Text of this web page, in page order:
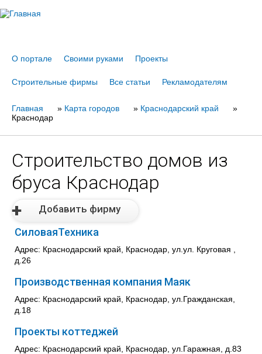
О портале Своими руками Проекты
Строительные фирмы Все статьи Рекламодателям
Вы
Главная » Карта городов » Краснодарский край
»
Краснодар
Строительство домов из
бруса Краснодар
Добавить фирму
СиловаяТехника
Адрес: Краснодарский край, Краснодар, ул.ул. Круговая ,
д.26
Производственная компания Маяк
Адрес: Краснодарский край, Краснодар, ул.Гражданская,
д.18
Проекты коттеджей
Адрес: Краснодарский край, Краснодар, ул.Гаражная, д.83